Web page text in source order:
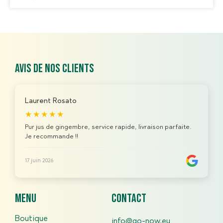
Avis de nos clients
Laurent Rosato
★★★★★
Pur jus de gingembre, service rapide, livraison parfaite.
Je recommande !!
17 juin 2026
menu
Boutique
contact